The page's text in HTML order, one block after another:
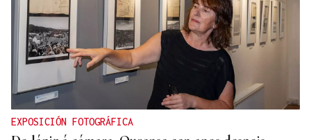
EXPOSICIÓN FOTOGRÁFICA